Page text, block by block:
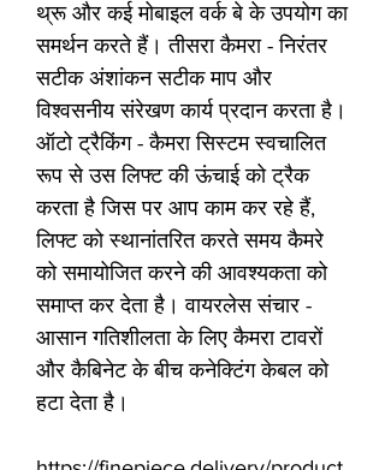
थ्रू और कई मोबाइल वर्क बे के उपयोग का
समर्थन करते हैं। तीसरा कैमरा - निरंतर
सटीक अंशांकन सटीक माप और
विश्वसनीय संरेखण कार्य प्रदान करता है।
ऑटो ट्रैकिंग - कैमरा सिस्टम स्वचालित
रूप से उस लिफ्ट की ऊंचाई को ट्रैक
करता है जिस पर आप काम कर रहे हैं,
लिफ्ट को स्थानांतरित करते समय कैमरे
को समायोजित करने की आवश्यकता को
समाप्त कर देता है। वायरलेस संचार -
आसान गतिशीलता के लिए कैमरा टावरों
और कैबिनेट के बीच कनेक्टिंग केबल को
हटा देता है।